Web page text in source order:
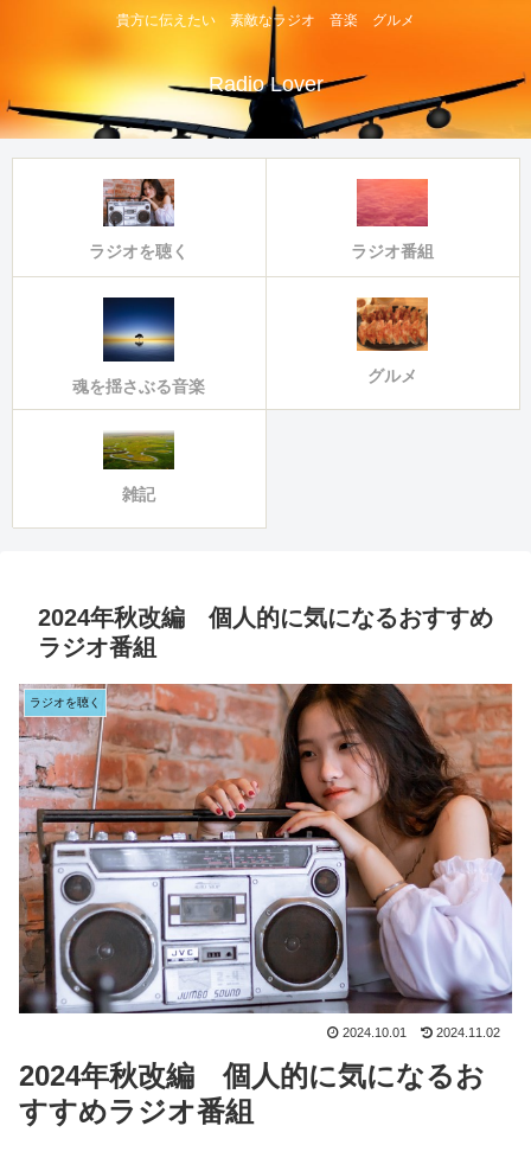
貴方に伝えたい 素敵なラジオ 音楽 グルメ
Radio Lover
ラジオを聴く ラジオ番組
魂を揺さぶる音楽
グルメ
雑記
2024年秋改編 個人的に気になるおすすめ
ラジオ番組
ラジオを聴く
2024.10.01 2024.11.02
2024年秋改編 個人的に気になるお
すすめラジオ番組